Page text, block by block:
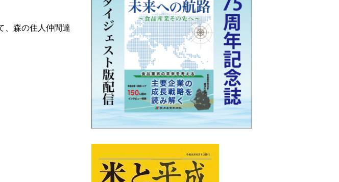
、森の住人仲間達